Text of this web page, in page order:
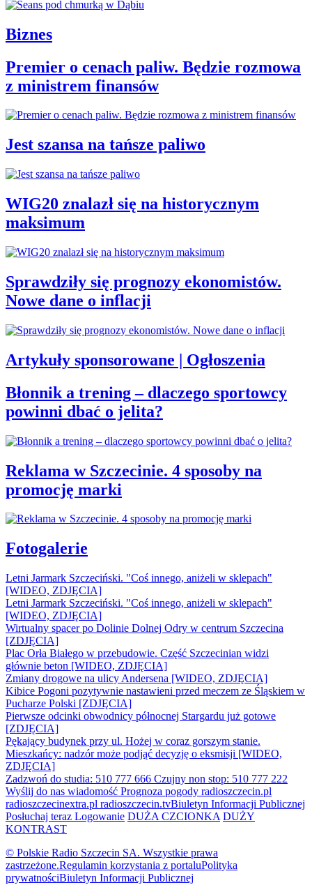
Biznes
Premier o cenach paliw. Będzie rozmowa
z ministrem finansów
Jest szansa na tańsze paliwo
WIG20 znalazł się na historycznym
maksimum
Sprawdziły się prognozy ekonomistów.
Nowe dane o inflacji
Artykuły sponsorowane | Ogłoszenia
Błonnik a trening – dlaczego sportowcy
powinni dbać o jelita?
Reklama w Szczecinie. 4 sposoby na
promocję marki
Fotogalerie
Letni Jarmark Szczeciński. "Coś innego, aniżeli w sklepach"
[WIDEO, ZDJĘCIA]
Letni Jarmark Szczeciński. "Coś innego, aniżeli w sklepach"
[WIDEO, ZDJĘCIA]
Wirtualny spacer po Dolinie Dolnej Odry w centrum Szczecina
[ZDJĘCIA]
Plac Orła Białego w przebudowie. Część Szczecinian widzi
głównie beton [WIDEO, ZDJĘCIA]
Zmiany drogowe na ulicy Andersena [WIDEO, ZDJĘCIA]
Kibice Pogoni pozytywnie nastawieni przed meczem ze Śląskiem w
Pucharze Polski [ZDJĘCIA]
Pierwsze odcinki obwodnicy północnej Stargardu już gotowe
[ZDJĘCIA]
Pękający budynek przy ul. Hożej w coraz gorszym stanie.
Mieszkańcy: nadzór może podjąć decyzję o eksmisji [WIDEO,
ZDJĘCIA]
Zadzwoń do studia: 510 777 666 Czujny non stop: 510 777 222
Wyślij do nas wiadomość Prognoza pogody radioszczecin.pl
radioszczecinextra.pl radioszczecin.tvBiuletyn Informacji Publicznej
Posłuchaj teraz Logowanie DUŻA CZCIONKA DUŻY
KONTRAST
© Polskie Radio Szczecin SA. Wszystkie prawa
zastrzeżone.Regulamin korzystania z portaluPolityka
prywatnościBiuletyn Informacji Publicznej